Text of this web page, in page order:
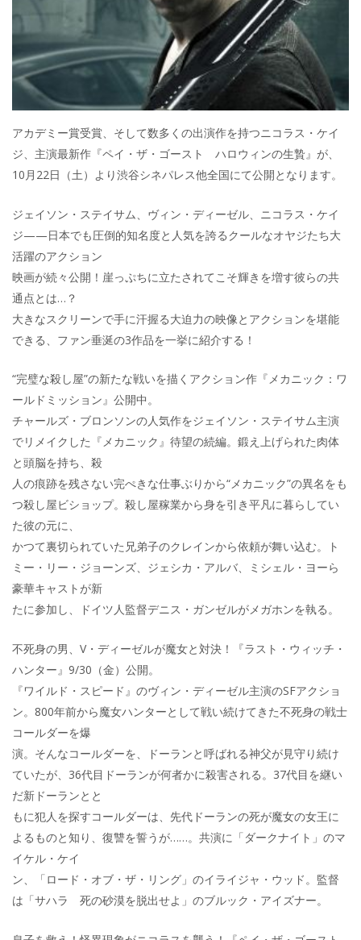
アカデミー賞受賞、そして数多くの出演作を持つニコラス・ケイ
ジ、主演最新作『ペイ・ザ・ゴースト ハロウィンの生贄』が、
10月22日（土）より渋谷シネパレス他全国にて公開となります。
ジェイソン・ステイサム、ヴィン・ディーゼル、ニコラス・ケイ
ジ——日本でも圧倒的知名度と人気を誇るクールなオヤジたち大
活躍のアクション
映画が続々公開！崖っぷちに立たされてこそ輝きを増す彼らの共
通点とは…？
大きなスクリーンで手に汗握る大迫力の映像とアクションを堪能
できる、ファン垂涎の3作品を一挙に紹介する！
“完璧な殺し屋”の新たな戦いを描くアクション作『メカニック：ワ
ールドミッション』公開中。
チャールズ・ブロンソンの人気作をジェイソン・ステイサム主演
でリメイクした『メカニック』待望の続編。鍛え上げられた肉体
と頭脳を持ち、殺
人の痕跡を残さない完ぺきな仕事ぶりから“メカニック”の異名をも
つ殺し屋ビショップ。殺し屋稼業から身を引き平凡に暮らしてい
た彼の元に、
かつて裏切られていた兄弟子のクレインから依頼が舞い込む。ト
ミー・リー・ジョーンズ、ジェシカ・アルバ、ミシェル・ヨーら
豪華キャストが新
たに参加し、ドイツ人監督デニス・ガンゼルがメガホンを執る。
不死身の男、V・ディーゼルが魔女と対決！『ラスト・ウィッチ・
ハンター』9/30（金）公開。
『ワイルド・スピード』のヴィン・ディーゼル主演のSFアクショ
ン。800年前から魔女ハンターとして戦い続けてきた不死身の戦士
コールダーを爆
演。そんなコールダーを、ドーランと呼ばれる神父が見守り続け
ていたが、36代目ドーランが何者かに殺害される。37代目を継い
だ新ドーランとと
もに犯人を探すコールダーは、先代ドーランの死が魔女の女王に
よるものと知り、復讐を誓うが……。共演に「ダークナイト」のマ
イケル・ケイ
ン、「ロード・オブ・ザ・リング」のイライジャ・ウッド。監督
は「サハラ 死の砂漠を脱出せよ」のブルック・アイズナー。